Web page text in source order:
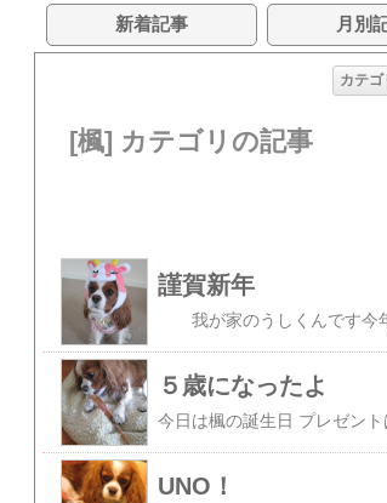
新着記事 月別
カテ
[楓] カテゴリの記事
謹賀新年
５歳になったよ
UNO！